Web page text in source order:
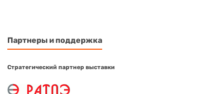
Партнеры и поддержка
Стратегический партнер выставки